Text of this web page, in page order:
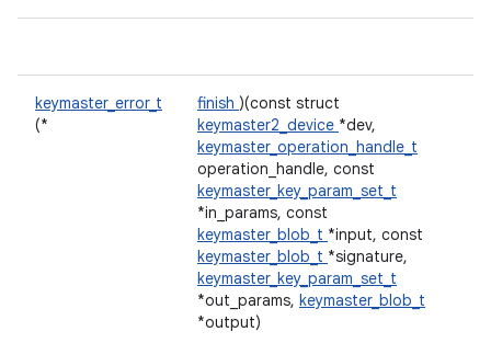
keymaster_error_t
(*
finish )(const struct
keymaster2_device *dev,
keymaster_operation_handle_t
operation_handle, const
keymaster_key_param_set_t
*in_params, const
keymaster_blob_t *input, const
keymaster_blob_t *signature,
keymaster_key_param_set_t
*out_params, keymaster_blob_t
*output)